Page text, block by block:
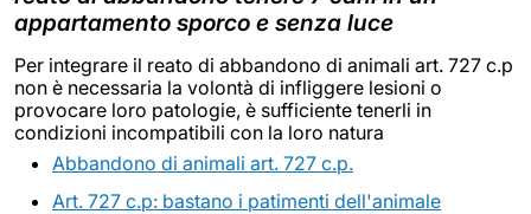
appartamento sporco e senza luce
Per integrare il reato di abbandono di animali art. 727 c.p
non è necessaria la volontà di infliggere lesioni o
provocare loro patologie, è sufficiente tenerli in
condizioni incompatibili con la loro natura
Abbandono di animali art. 727 c.p.
Art. 727 c.p: bastano i patimenti dell'animale